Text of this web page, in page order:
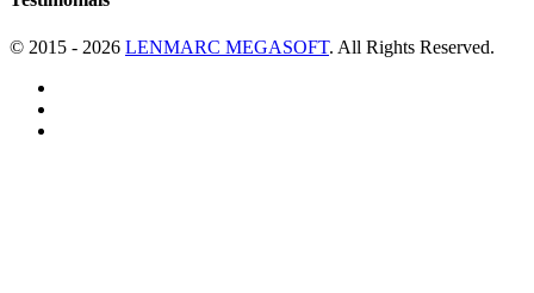
© 2015 - 2026 LENMARC MEGASOFT. All Rights Reserved.